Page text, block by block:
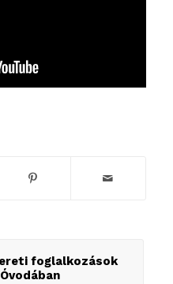
foglalkozások